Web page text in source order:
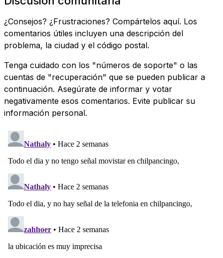
¿Consejos? ¿Frustraciones? Compártelos aquí. Los
comentarios útiles incluyen una descripción del
problema, la ciudad y el código postal.
Tenga cuidado con los "números de soporte" o las
cuentas de "recuperación" que se pueden publicar a
continuación. Asegúrate de informar y votar
negativamente esos comentarios. Evite publicar su
información personal.